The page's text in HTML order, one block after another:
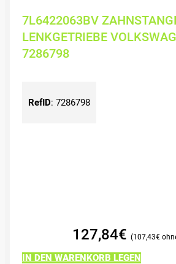
7L6422063BV
LENKGETRIEBE
7286798
RefID: 7286798
127,84€ 107,43€
IN DEN WARENKORB LEGEN